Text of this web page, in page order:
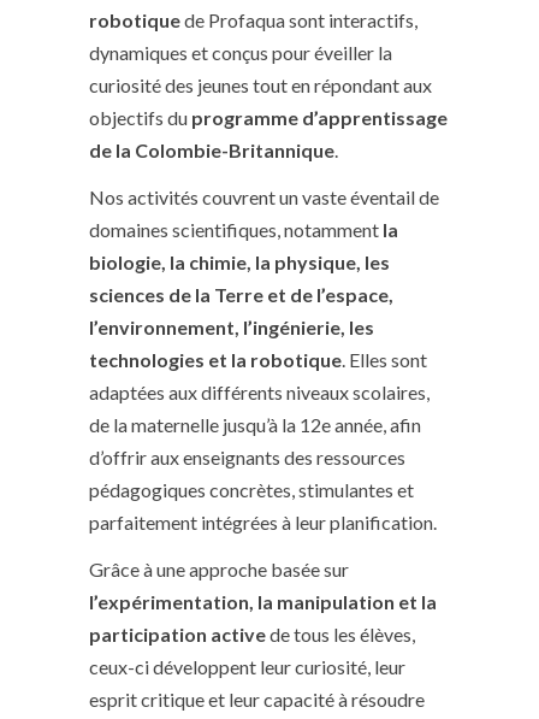
robotiquede Profaqua sont interactifs,
dynamiques et conçus pour éveiller la
curiosité des jeunes tout en répondant aux
objectifs du programme d’apprentissage
de la Colombie-Britannique.
Nos activités couvrent un vaste éventail de
domaines scientifiques, notamment la
biologie, la chimie, la physique, les
sciences de la Terre et de l’espace,
l’environnement, l’ingénierie, les
technologies et la robotique. Elles sont
adaptées aux différents niveaux scolaires,
de la maternelle jusqu’à la 12e année, afin
d’offrir aux enseignants des ressources
pédagogiques concrètes, stimulantes et
parfaitement intégrées à leur planification.
Grâce à une approche basée sur
l’expérimentation, la manipulation et la
participation activede tous les élèves,
ceux-ci développent leur curiosité, leur
esprit critique et leur capacité à résoudre